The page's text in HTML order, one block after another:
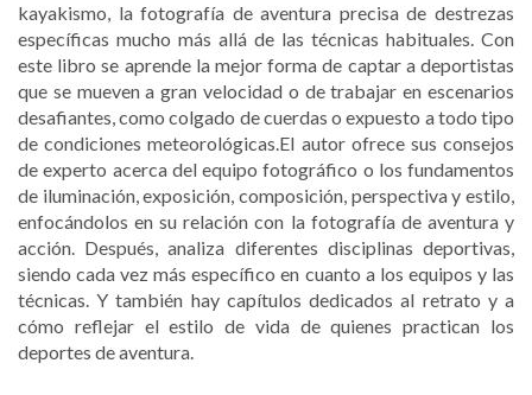
kayakismo, la fotografía de aventura precisa de destrezas
específicas mucho más allá de las técnicas habituales. Con
este libro se aprende la mejor forma de captar a deportistas
que se mueven a gran velocidad o de trabajar en escenarios
desafiantes, como colgado de cuerdas o expuesto a todo tipo
de condiciones meteorológicas.El autor ofrece sus consejos
de experto acerca del equipo fotográfico o los fundamentos
de iluminación, exposición, composición, perspectiva y estilo,
enfocándolos en su relación con la fotografía de aventura y
acción. Después, analiza diferentes disciplinas deportivas,
siendo cada vez más específico en cuanto a los equipos y las
técnicas. Y también hay capítulos dedicados al retrato y a
cómo reflejar el estilo de vida de quienes practican los
deportes de aventura.